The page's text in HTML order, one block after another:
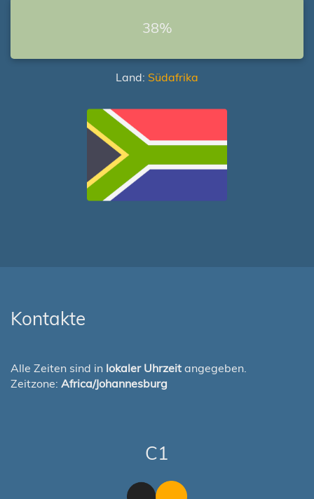
38%
Land: Südafrika
Kontakte
Alle Zeiten sind in lokaler Uhrzeit angegeben.
Zeitzone: Africa/Johannesburg
C1